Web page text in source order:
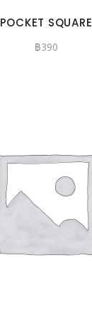
POCKET SQUARE
฿390